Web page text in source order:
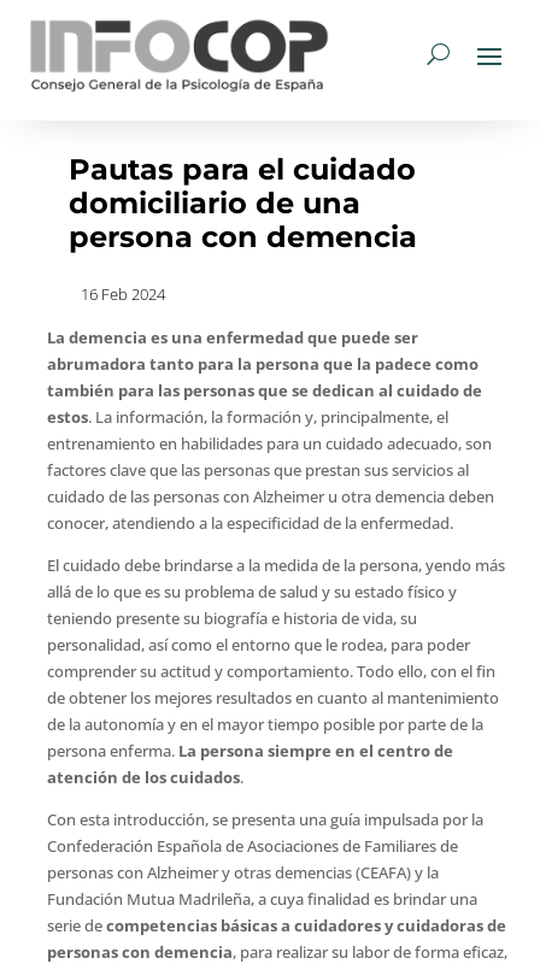
Pautas para el cuidado
domiciliario de una
persona con demencia
16 Feb 2024
La demencia es una enfermedad que puede ser
abrumadora tanto para la persona que la padece como
también para las personas que se dedican al cuidado de
estos. La información, la formación y, principalmente, el
entrenamiento en habilidades para un cuidado adecuado, son
factores clave que las personas que prestan sus servicios al
cuidado de las personas con Alzheimer u otra demencia deben
conocer, atendiendo a la especificidad de la enfermedad.
El cuidado debe brindarse a la medida de la persona, yendo más
allá de lo que es su problema de salud y su estado físico y
teniendo presente su biografía e historia de vida, su
personalidad, así como el entorno que le rodea, para poder
comprender su actitud y comportamiento. Todo ello, con el fin
de obtener los mejores resultados en cuanto al mantenimiento
de la autonomía y en el mayor tiempo posible por parte de la
persona enferma. La persona siempre en el centro de
atención de los cuidados.
Con esta introducción, se presenta una guía impulsada por la
Confederación Española de Asociaciones de Familiares de
personas con Alzheimer y otras demencias (CEAFA) y la
Fundación Mutua Madrileña, a cuya finalidad es brindar una
serie decompetencias básicas a cuidadores y cuidadoras de
personas con demencia, para realizar su labor de forma eficaz,